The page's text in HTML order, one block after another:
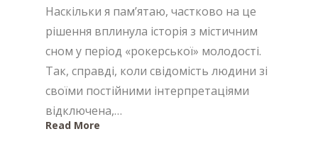
Наскільки я пам’ятаю, частково на це
рішення вплинула історія з містичним
сном у період «рокерської» молодості.
Так, справді, коли свідомість людини зі
своїми постійними інтерпретаціями
відключена,…
Read More